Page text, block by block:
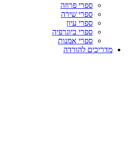
ספרי פרוזה
ספרי שירה
ספרי עיון
ספרי ביוגרפיה
ספרי אמנות
מדריכים להורדה